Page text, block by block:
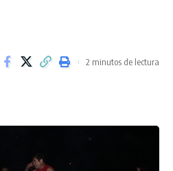
2 minutos de lectura